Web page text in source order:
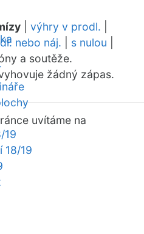
19
18/19
výhry v prodl.
nebo náj. s nulou
a soutěže.
žádný zápas.
uvítáme na